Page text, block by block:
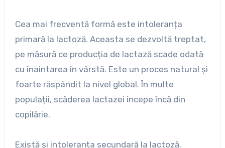
Cea mai frecventă formă este intoleranța
primară la lactoză. Aceasta se dezvoltă treptat,
pe măsură ce producția de lactază scade odată
cu înaintarea în vârstă. Este un proces natural și
foarte răspândit la nivel global. În multe
populații, scăderea lactazei începe încă din
copilărie.
Există și intoleranța secundară la lactoză.